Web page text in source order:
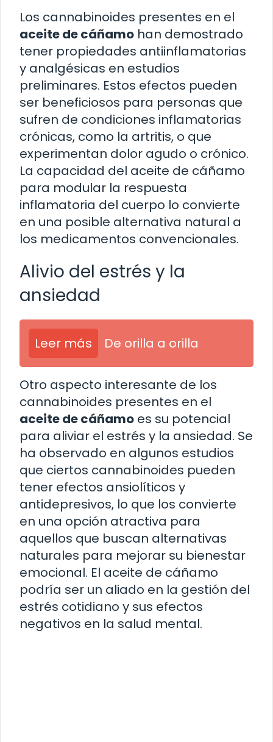
Los cannabinoides presentes en el
aceite de cáñamo han demostrado
tener propiedades antiinflamatorias
y analgésicas en estudios
preliminares. Estos efectos pueden
ser beneficiosos para personas que
sufren de condiciones inflamatorias
crónicas, como la artritis, o que
experimentan dolor agudo o crónico.
La capacidad del aceite de cáñamo
para modular la respuesta
inflamatoria del cuerpo lo convierte
en una posible alternativa natural a
los medicamentos convencionales.
Alivio del estrés y la
ansiedad
Leer más De orilla a orilla
Otro aspecto interesante de los
cannabinoides presentes en el
aceite de cáñamo es su potencial
para aliviar el estrés y la ansiedad. Se
ha observado en algunos estudios
que ciertos cannabinoides pueden
tener efectos ansiolíticos y
antidepresivos, lo que los convierte
en una opción atractiva para
aquellos que buscan alternativas
naturales para mejorar su bienestar
emocional. El aceite de cáñamo
podría ser un aliado en la gestión del
estrés cotidiano y sus efectos
negativos en la salud mental.